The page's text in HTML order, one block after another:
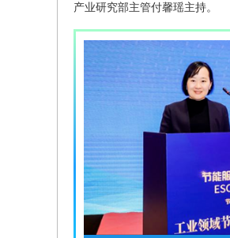
产业研究部主管付馨瑶主持。